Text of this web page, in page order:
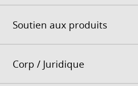
Soutien aux produits
Corp / Juridique